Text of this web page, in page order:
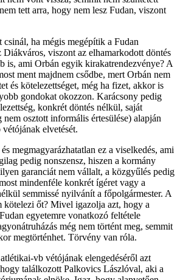
tett arra, hogy nem lesz Fudan, viszont
ha mégis megépítik a Fudan
Diákváros, viszont az elhamarkodott döntés
is, ami Orbán egyik kirakatrendezvénye? A
ment majdnem csődbe, mert Orbán nem
és kötelezettséget, még ha fizet, akkor is
gondokat okozzon. Karácsony pedig
konkrét döntés nélkül, saját
nem osztott informális értesülése) alapján
elvetését.
megmagyarázhatatlan ez a viselkedés, ami
pedig nonszensz, hiszen a kormány
garanciát nem vállalt, a közgyűlés pedig
mindenféle konkrét ígéret vagy a
semmissé nyilvánít a főpolgármester. A
kötelezi őt? Mivel igazolja azt, hogy a
egyetemre vonatkozó feltétele
még nem történt meg, semmit
megtörténhet. Törvény van róla.
vb vétójának elengedéséről azt
találkozott Palkovics Lászlóval, aki a